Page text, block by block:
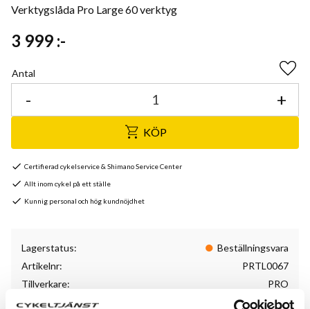
Verktygslåda Pro Large 60 verktyg
3 999 :-
Antal
+
-
KÖP
Certifierad cykelservice & Shimano Service Center
Allt inom cykel på ett ställe
Kunnig personal och hög kundnöjdhet
Lagerstatus
Beställningsvara
Artikelnr
PRTL0067
Tillverkare
PRO